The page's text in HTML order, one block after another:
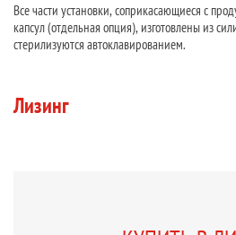
Все части установки, соприкасающиеся с
капсул (отдельная опция), изготовлены из
стерилизуются автоклавированием.
Лизинг